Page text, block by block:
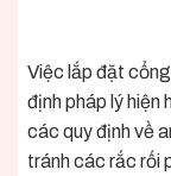
Việc lắp đặt
định pháp lý hiện
các quy định về
tránh các rắc rối